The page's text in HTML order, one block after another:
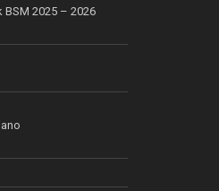
BSM 2025 – 2026